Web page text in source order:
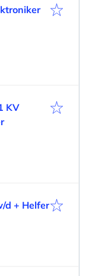
KV
d + Helfer